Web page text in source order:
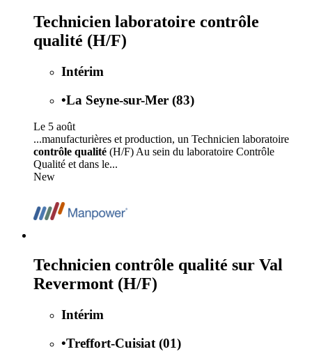
Technicien laboratoire contrôle
qualité (H/F)
Intérim
•La Seyne-sur-Mer (83)
Le 5 août
...manufacturières et production, un Technicien laboratoire
contrôle qualité (H/F) Au sein du laboratoire Contrôle
Qualité et dans le...
New
Technicien contrôle qualité sur Val
Revermont (H/F)
Intérim
•Treffort-Cuisiat (01)